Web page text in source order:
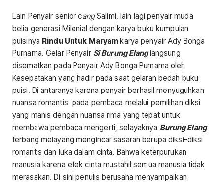
Lain Penyair senior cangSalimi, lain lagi penyair muda
belia generasi Milenial dengan karya buku kumpulan
puisinya Rindu Untuk Maryam karya penyair Ady Bonga
Purnama. Gelar Penyair Si Burung Elang langsung
disematkan pada Penyair Ady Bonga Purnama oleh
Kesepatakan yang hadir pada saat gelaran bedah buku
puisi. Di antaranya karena penyair berhasil menyuguhkan
nuansa romantis pada pembaca melalui pemilihan diksi
yang manis dengan nuansa rima yang tepat untuk
membawa pembaca mengerti, selayaknya Burung Elang
terbang melayang mengincar sasaran berupa diksi-diksi
romantis dan luka dalam cinta. Bahwa keterpurukan
manusia karena efek cinta mustahil semua manusia tidak
merasakan. Di sini penulis berusaha menyampaikan